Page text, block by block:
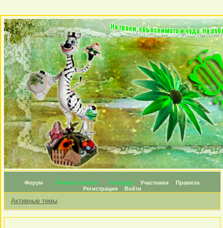
Форум Личные топики Награды Участники
Правила
Регистрация
Войти
Активные темы